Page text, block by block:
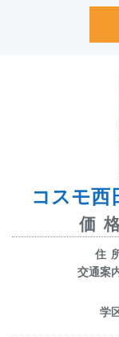
コスモ西
価
住
交通案
学